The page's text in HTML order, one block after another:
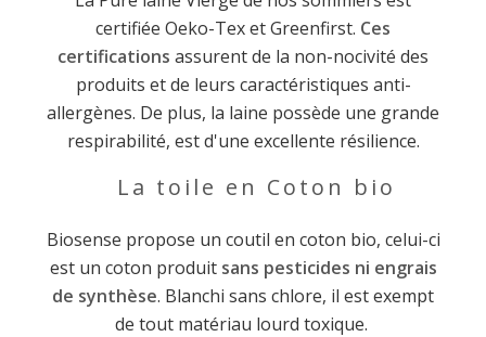
certifiée Oeko-Tex et Greenfirst. Ces
certifications assurent de la non-nocivité des
produits et de leurs caractéristiques anti-
allergènes. De plus, la laine possède une grande
respirabilité, est d'une excellente résilience.
La toile en Coton bio
Biosense propose un coutil en coton bio, celui-ci
est un coton produit sans pesticides ni engrais
de synthèse. Blanchi sans chlore, il est exempt
de tout matériau lourd toxique.